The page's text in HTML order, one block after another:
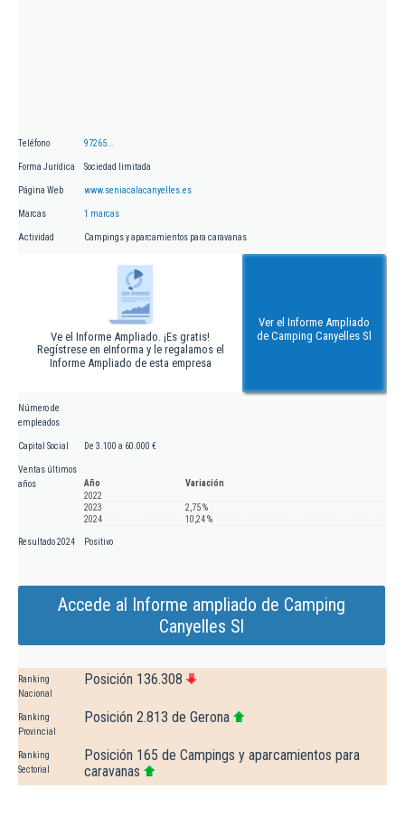
Teléfono 97265...
Forma Jurídica Sociedad limitada
Página Web www.seniacalacanyelles.es
Marcas 1 marcas
Actividad Campings y aparcamientos para caravanas
Ve el Informe Ampliado. ¡Es gratis!
Regístrese en eInforma y le regalamos el
Informe Ampliado de esta empresa
Ver el Informe Ampliado
de Camping Canyelles Sl
Número de
empleados
Capital Social De 3.100 a 60.000 €
Ventas últimos
años
Año
Variación
2022
2023
2,75 %
2024
10,24 %
Resultado 2024 Positivo
Accede al Informe ampliado de Camping
Canyelles Sl
Ranking
Nacional
Posición 136.308
Ranking
Provincial
Posición 2.813 de Gerona
Ranking
Sectorial
Posición 165 de Campings y aparcamientos para
caravanas